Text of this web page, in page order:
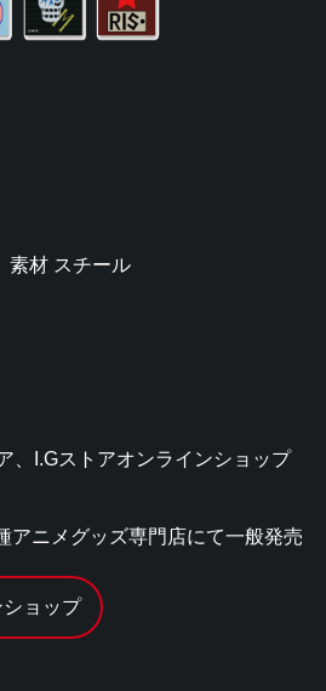
材 スチール
I.Gストアオンラインショップ
アニメグッズ専門店にて一般発売
ショップ